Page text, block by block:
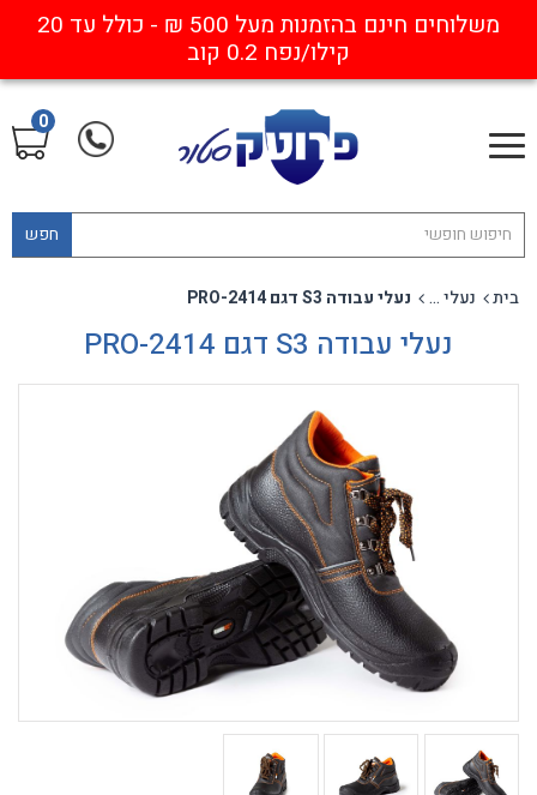
משלוחים חינם בהזמנות מעל 500 ₪ - כולל עד 20
קילו/נפח 0.2 קוב
חפש
0
בית נעלי עבודה נעלי עבודה S3 דגם PRO-2414
נעלי עבודה S3 דגם PRO-2414